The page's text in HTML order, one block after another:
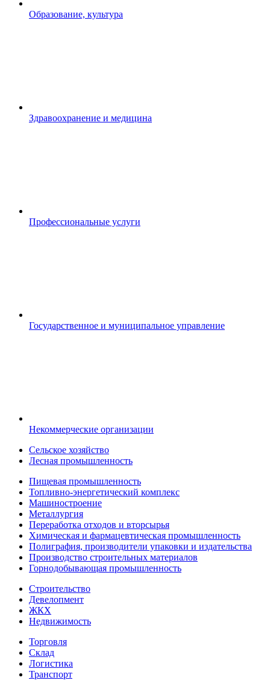
Образование, культура
Здравоохранение и медицина
Профессиональные услуги
Государственное и муниципальное управление
Некоммерческие организации
Сельское хозяйство
Лесная промышленность
Пищевая промышленность
Топливно-энергетический комплекс
Машиностроение
Металлургия
Переработка отходов и вторсырья
Химическая и фармацевтическая промышленность
Полиграфия, производители упаковки и издательства
Производство строительных материалов
Горнодобывающая промышленность
Строительство
Девелопмент
ЖКХ
Недвижимость
Торговля
Склад
Логистика
Транспорт